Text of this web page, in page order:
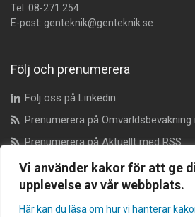
Vi använder kakor för att ge
upplevelse av vår webbplats.
Här kan du läsa om hur vi hanterar
Tel: 08-271 254
E-post: genteknik@genteknik.se
Följ och prenumerera
Följ oss på Linkedin
Prenumerera på Omvärldsbevakning
Prenumerera på Aktuellt med RSS
Dataskyddsombud